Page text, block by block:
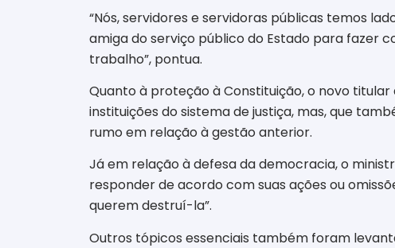
“Nós, servidores e servidoras públicas temos
amiga do serviço público do Estado para fazer
trabalho”, pontua.
Quanto à proteção à Constituição, o novo
instituições do sistema de justiça, mas, que
rumo em relação à gestão anterior.
Já em relação à defesa da democracia, o
responder de acordo com suas ações ou
querem destruí-la”.
Outros tópicos essenciais também foram